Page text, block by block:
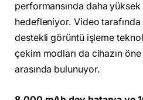
performansında daha yüksek
hedefleniyor. Video
destekli görüntü işleme
çekim modları da cihazın
arasında bulunuyor.